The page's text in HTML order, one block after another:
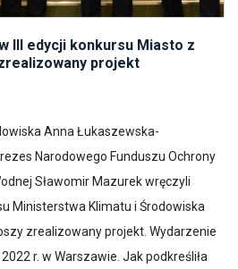
III edycji konkursu Miasto z
projekt
Anna Łukaszewska-
Narodowego Funduszu Ochrony
Sławomir Mazurek wręczyli
Ministerstwa Klimatu i Środowiska
zrealizowany projekt. Wydarzenie
r. w Warszawie. Jak podkreśliła